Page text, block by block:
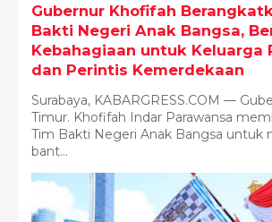
Gubernur Khofifah
Bakti Negeri Anak Bangsa,
Kebahagiaan untuk Keluarga
dan Perintis Kemerdekaan
Surabaya, KABARGRESS.COM —
Timur. Khofifah Indar Parawansa
Tim Bakti Negeri Anak Bangsa untuk
bant...